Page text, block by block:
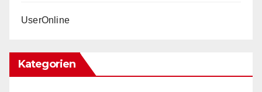
UserOnline
Kategorien